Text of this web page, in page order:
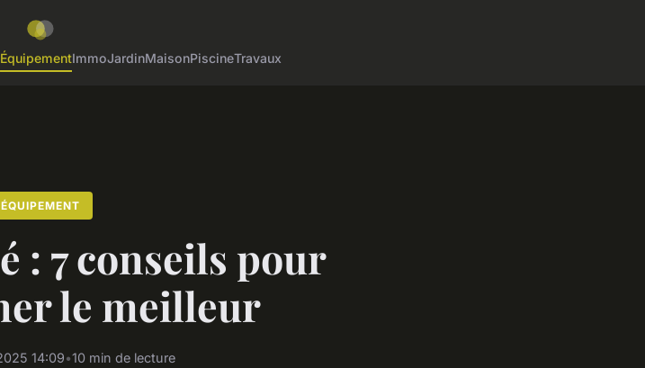
ÉquipementImmoJardinMaisonPiscineTravaux
ÉQUIPEMENT
: 7 conseils pour
le meilleur
14:09•10 min de lecture